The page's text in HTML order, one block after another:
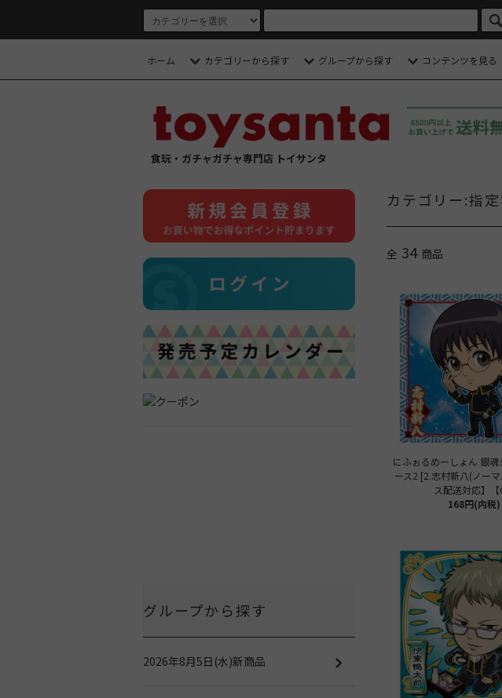
ホーム カテゴリーから探す グループから探す コンテンツを見る
食玩・ガチャガチャ専門店 トイサンタ
カテゴリー:指
全 34 商品
にふぉるめーしょん 銀魂
ース2 [2.志村新八(ノー
ス配送対応】【
168円(内税)
グループから探す
2026年8月5日(水)新商品